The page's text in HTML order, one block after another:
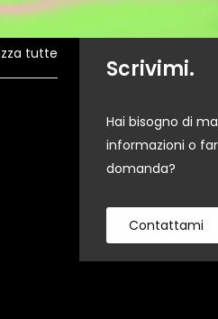
tutte
Scrivimi.
Hai bisogno di
informazioni o
domanda?
Contattami